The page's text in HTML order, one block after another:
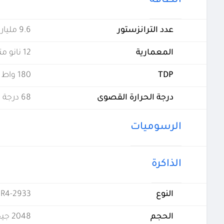
عدد الترانزستور 9.6 مليار
المعمارية 12 نانو متر
TDP 180 واط
درجة الحرارة القصوى 68 درجة مئوية
الرسوميات
الذاكرة
النوع 2933
الحجم 2048 جيجابايت